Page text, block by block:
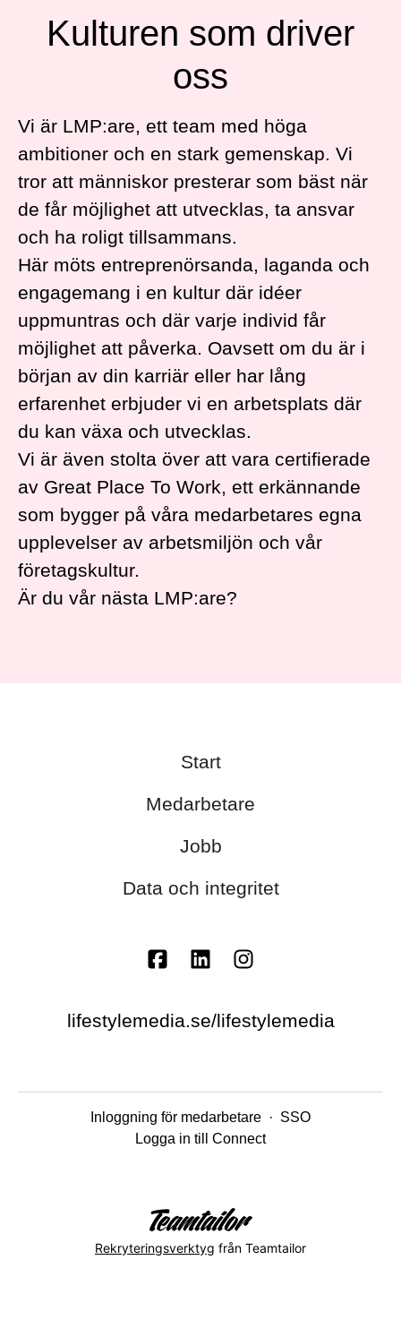
Kulturen som driver
oss
Vi är LMP:are, ett team med höga
ambitioner och en stark gemenskap. Vi
tror att människor presterar som bäst när
de får möjlighet att utvecklas, ta ansvar
och ha roligt tillsammans.
Här möts entreprenörsanda, laganda och
engagemang i en kultur där idéer
uppmuntras och där varje individ får
möjlighet att påverka. Oavsett om du är i
början av din karriär eller har lång
erfarenhet erbjuder vi en arbetsplats där
du kan växa och utvecklas.
Vi är även stolta över att vara certifierade
av Great Place To Work, ett erkännande
som bygger på våra medarbetares egna
upplevelser av arbetsmiljön och vår
företagskultur.
Är du vår nästa LMP:are?
Start
Medarbetare
Jobb
Data och integritet
lifestylemedia.se/lifestylemedia
Inloggning för medarbetare · SSO
Logga in till Connect
Rekryteringsverktyg från Teamtailor